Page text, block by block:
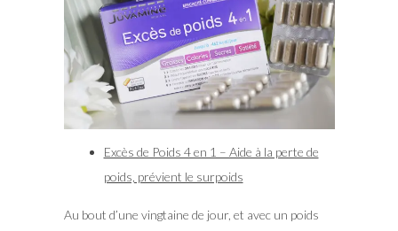
Excès de Poids 4 en 1 – Aide à la perte de
poids, prévient le surpoids
Au bout d’une vingtaine de jour, et avec un poids